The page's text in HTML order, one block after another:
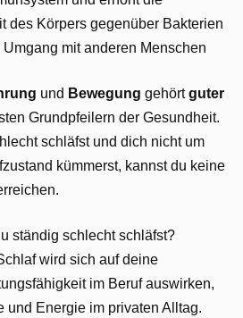
des Körpers gegenüber Bakterien
mit anderen Menschen
und Bewegung gehörtguter
Grundpfeilern der Gesundheit.
schläfst und dich nicht um
kümmerst, kannst du keine
ständig schlecht schläfst?
wird sich auf deine
im Beruf auswirken,
und Energie im privaten Alltag.